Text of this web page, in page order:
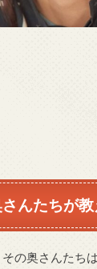
んたちが
の奥さんたち